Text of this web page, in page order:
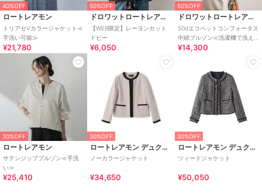
40%OFF
ロートレアモン
トリアセVカラージャケット≪
手洗い可能≫
¥21,780
50%OFF
ドロワットロートレアモン
【WEB限定】レーヨンカット
ドビー
¥6,050
50%OFF
ドロワットロートレアモン
50dエコペットコンフォータス
中綿ブルゾン≪洗濯機で洗え
る≫
¥14,300
30%OFF
ロートレアモン
サテンジップブルゾン≪手洗
い≫
¥25,410
30%OFF
ロートレアモン デュクラス
ノーカラージャケット
¥34,650
30%OFF
ロートレアモン デュクラス
ツィードジャケット
¥50,050